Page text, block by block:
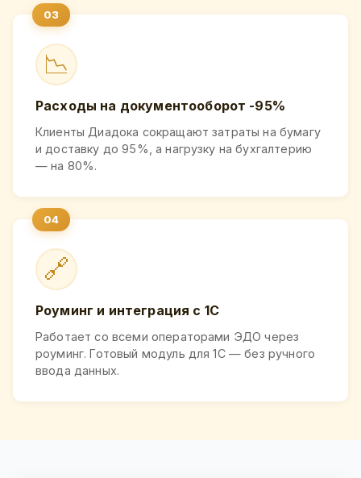
📉
Расходы на документооборот -95%
Клиенты Диадока сокращают затраты на бумагу
и доставку до 95%, а нагрузку на бухгалтерию
— на 80%.
🔗
Роуминг и интеграция с 1С
Работает со всеми операторами ЭДО через
роуминг. Готовый модуль для 1С — без ручного
ввода данных.